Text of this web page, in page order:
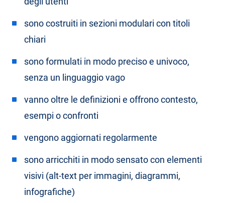
sono costruiti in sezioni modulari con titoli
chiari
sono formulati in modo preciso e univoco,
senza un linguaggio vago
vanno oltre le definizioni e offrono contesto,
esempi o confronti
vengono aggiornati regolarmente
sono arricchiti in modo sensato con elementi
visivi (alt-text per immagini, diagrammi,
infografiche)